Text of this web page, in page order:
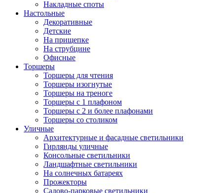
Накладные споты
Настольные
Декоративные
Детские
На прищепке
На струбцине
Офисные
Торшеры
Торшеры для чтения
Торшеры изогнутые
Торшеры на треноге
Торшеры с 1 плафоном
Торшеры с 2 и более плафонами
Торшеры со столиком
Уличные
Архитектурные и фасадные светильники
Гирлянды уличные
Консольные светильники
Ландшафтные светильники
На солнечных батареях
Прожекторы
Садово-парковые светильники